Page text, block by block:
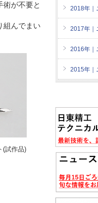
術が不要と
組んでまい
(試作品)
2018年｜
2017年｜
2016年｜
2015年｜